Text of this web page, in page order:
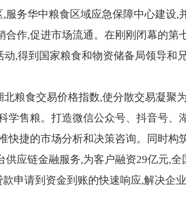
务华中粮食区域应急保障中心建设,
作,促进市场流通。在刚刚闭幕的第
动,得到国家粮食和物资储备局领导和
粮食交易价格指数,使分散交易凝聚
学售粮。打造微信公众号、抖音号、
快捷的市场分析和决策咨询。同时构
供应链金融服务,为客户融资29亿元,全
申请到资金到账的快速响应,解决企